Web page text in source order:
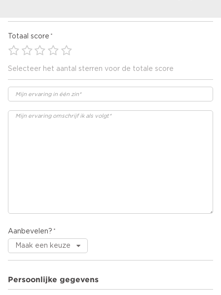
Totaal score
Selecteer het aantal sterren voor de totale score
Aanbevelen?
Persoonlijke gegevens